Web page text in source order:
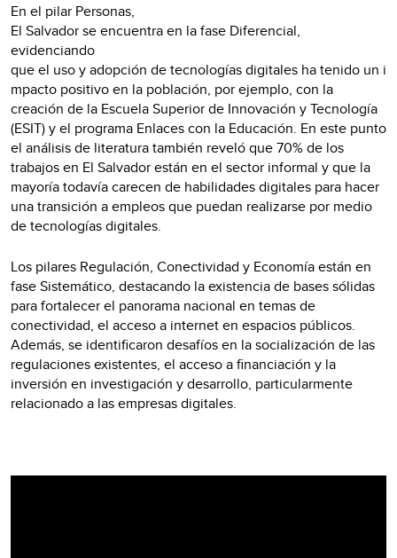
En el pilar Personas,
El Salvador se encuentra en la fase Diferencial,
evidenciando
que el uso y adopción de tecnologías digitales ha tenido un i
mpacto positivo en la población, por ejemplo, con la
creación de la Escuela Superior de Innovación y Tecnología
(ESIT) y el programa Enlaces con la Educación. En este punto
el análisis de literatura también reveló que 70% de los
trabajos en El Salvador están en el sector informal y que la
mayoría todavía carecen de habilidades digitales para hacer
una transición a empleos que puedan realizarse por medio
de tecnologías digitales.
Los pilares Regulación, Conectividad y Economía están en
fase Sistemático, destacando la existencia de bases sólidas
para fortalecer el panorama nacional en temas de
conectividad, el acceso a internet en espacios públicos.
Además, se identificaron desafíos en la socialización de las
regulaciones existentes, el acceso a financiación y la
inversión en investigación y desarrollo, particularmente
relacionado a las empresas digitales.